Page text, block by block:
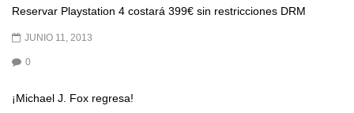
Reservar Playstation 4 costará 399€ sin restricciones DRM
JUNIO 11, 2013
0
¡Michael J. Fox regresa!